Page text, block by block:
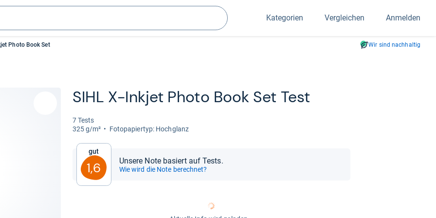
Suchen
Kategorien Vergleichen Anmelden
Photo Book Set Wir sind nachhaltig
SIHL X-​Inkjet Photo Book Set Test
7 Tests
325 g/m²
Foto­pa­pier­typ: Hoch­glanz
Gut
1,6 Unsere Note basiert auf Tests.
Wie wird die Note berechnet?